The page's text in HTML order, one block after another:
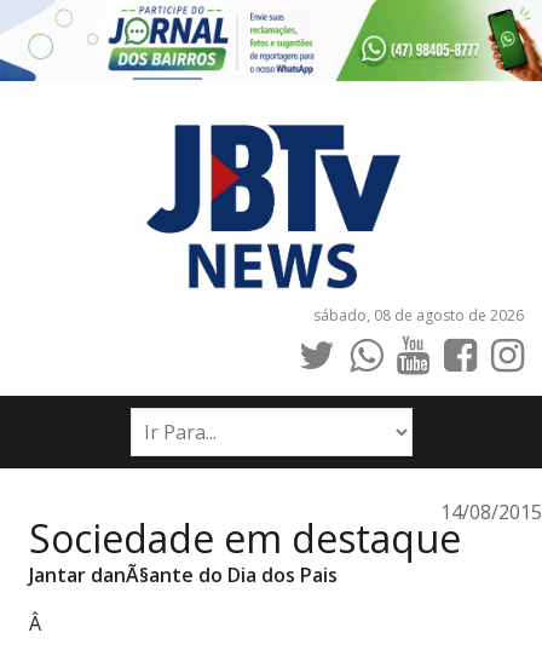
sábado, 08 de agosto de 2026
INÍCIO
NOTÍCIAS
PUBLICAÇÕES LEGAIS
14/08/2015
Sociedade em destaque
Jantar danÃ§ante do Dia dos Pais
Â